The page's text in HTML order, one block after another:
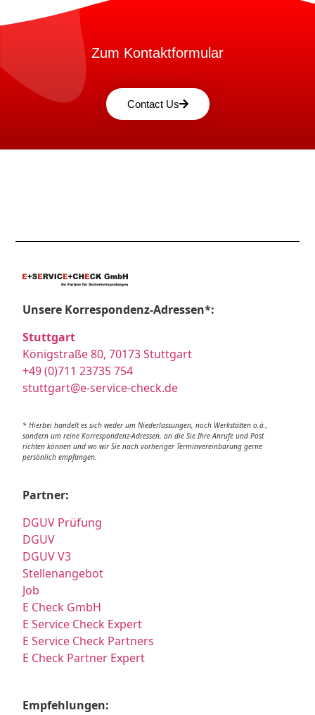
Zum Kontaktformular
Contact Us
Unsere Korrespondenz-Adressen*:
Stuttgart
Königstraße 80, 70173 Stuttgart
+49 (0)711 23735 754
stuttgart@e-service-check.de
* Hierbei handelt es sich weder um Niederlassungen, noch Werkstätten o.ä.,
sondern um reine Korrespondenz-Adressen, an die Sie Ihre Anrufe und Post
richten können und wo wir Sie nach vorheriger Terminvereinbarung gerne
persönlich empfangen.
Partner:
DGUV Prüfung
DGUV
DGUV V3
Stellenangebot
Job
E Check GmbH
E Service Check Expert
E Service Check Partners
E Check Partner Expert
Empfehlungen: